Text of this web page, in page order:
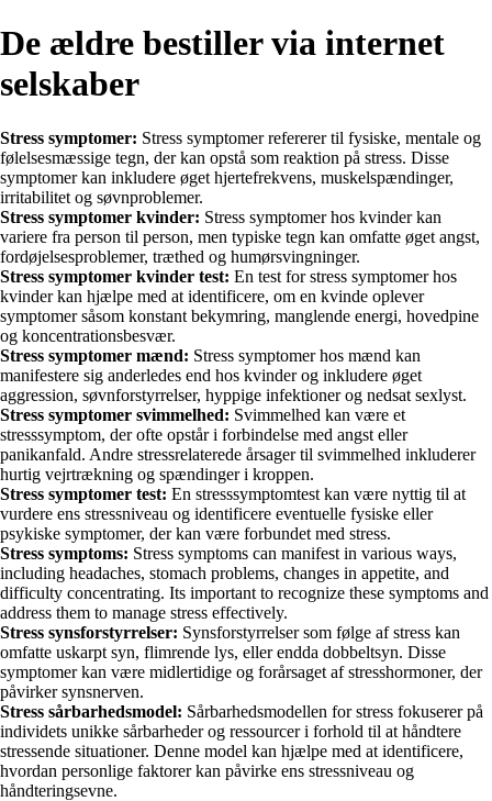
De ældre bestiller via internet
selskaber
Stress symptomer: Stress symptomer refererer til fysiske, mentale og
følelsesmæssige tegn, der kan opstå som reaktion på stress. Disse
symptomer kan inkludere øget hjertefrekvens, muskelspændinger,
irritabilitet og søvnproblemer.
Stress symptomer kvinder: Stress symptomer hos kvinder kan
variere fra person til person, men typiske tegn kan omfatte øget angst,
fordøjelsesproblemer, træthed og humørsvingninger.
Stress symptomer kvinder test: En test for stress symptomer hos
kvinder kan hjælpe med at identificere, om en kvinde oplever
symptomer såsom konstant bekymring, manglende energi, hovedpine
og koncentrationsbesvær.
Stress symptomer mænd: Stress symptomer hos mænd kan
manifestere sig anderledes end hos kvinder og inkludere øget
aggression, søvnforstyrrelser, hyppige infektioner og nedsat sexlyst.
Stress symptomer svimmelhed: Svimmelhed kan være et
stresssymptom, der ofte opstår i forbindelse med angst eller
panikanfald. Andre stressrelaterede årsager til svimmelhed inkluderer
hurtig vejrtrækning og spændinger i kroppen.
Stress symptomer test: En stresssymptomtest kan være nyttig til at
vurdere ens stressniveau og identificere eventuelle fysiske eller
psykiske symptomer, der kan være forbundet med stress.
Stress symptoms: Stress symptoms can manifest in various ways,
including headaches, stomach problems, changes in appetite, and
difficulty concentrating. Its important to recognize these symptoms and
address them to manage stress effectively.
Stress synsforstyrrelser: Synsforstyrrelser som følge af stress kan
omfatte uskarpt syn, flimrende lys, eller endda dobbeltsyn. Disse
symptomer kan være midlertidige og forårsaget af stresshormoner, der
påvirker synsnerven.
Stress sårbarhedsmodel: Sårbarhedsmodellen for stress fokuserer på
individets unikke sårbarheder og ressourcer i forhold til at håndtere
stressende situationer. Denne model kan hjælpe med at identificere,
hvordan personlige faktorer kan påvirke ens stressniveau og
håndteringsevne.